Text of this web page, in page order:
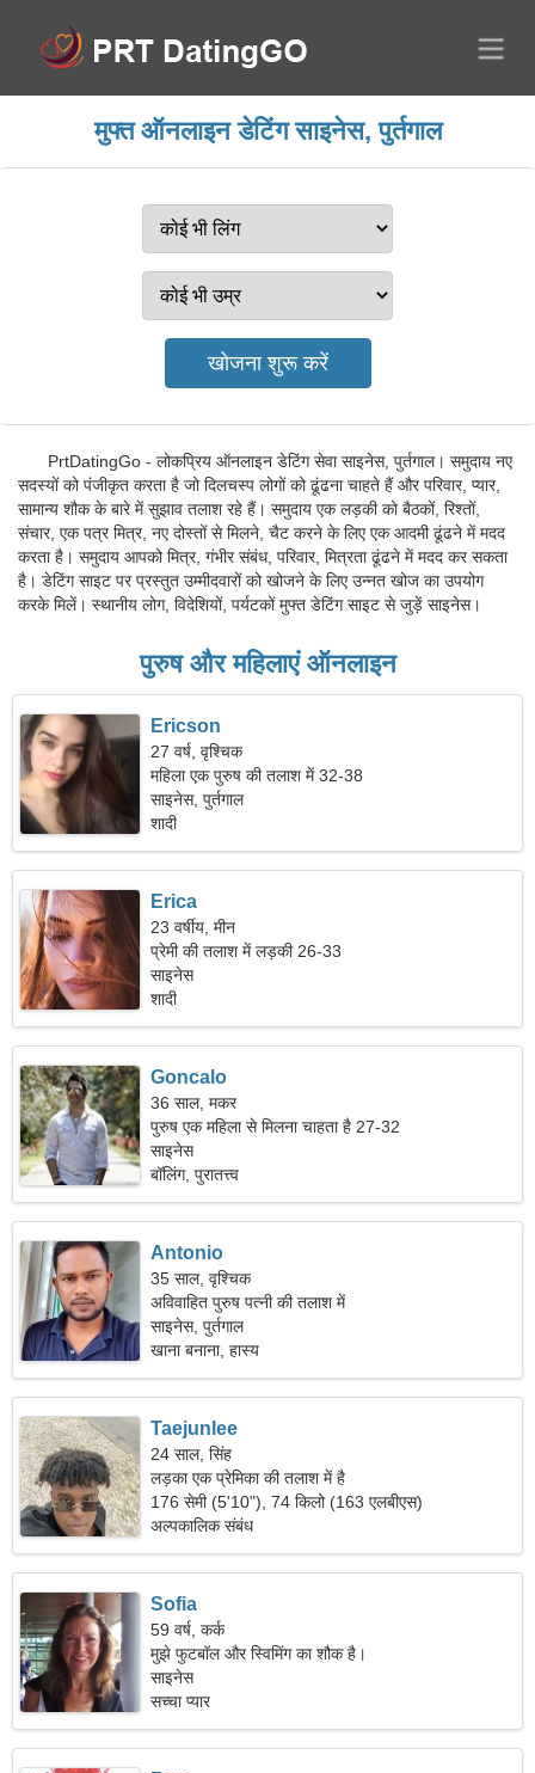
मुफ्त ऑनलाइन डेटिंग साइनेस, पुर्तगाल
PrtDatingGo - लोकप्रिय ऑनलाइन डेटिंग सेवा साइनेस, पुर्तगाल। समुदाय नए
सदस्यों को पंजीकृत करता है जो दिलचस्प लोगों को ढूंढना चाहते हैं और परिवार, प्यार,
सामान्य शौक के बारे में सुझाव तलाश रहे हैं। समुदाय एक लड़की को बैठकों, रिश्तों,
संचार, एक पत्र मित्र, नए दोस्तों से मिलने, चैट करने के लिए एक आदमी ढूंढने में मदद
करता है। समुदाय आपको मित्र, गंभीर संबंध, परिवार, मित्रता ढूंढने में मदद कर सकता
है। डेटिंग साइट पर प्रस्तुत उम्मीदवारों को खोजने के लिए उन्नत खोज का उपयोग
करके मिलें। स्थानीय लोग, विदेशियों, पर्यटकों मुफ्त डेटिंग साइट से जुड़ें साइनेस।
पुरुष और महिलाएं ऑनलाइन
Ericson
27 वर्ष, वृश्चिक
महिला एक पुरुष की तलाश में 32-38
साइनेस, पुर्तगाल
शादी
Erica
23 वर्षीय, मीन
प्रेमी की तलाश में लड़की 26-33
साइनेस
शादी
Goncalo
36 साल, मकर
पुरुष एक महिला से मिलना चाहता है 27-32
साइनेस
बॉलिंग, पुरातत्त्व
Antonio
35 साल, वृश्चिक
अविवाहित पुरुष पत्नी की तलाश में
साइनेस, पुर्तगाल
खाना बनाना, हास्य
Taejunlee
24 साल, सिंह
लड़का एक प्रेमिका की तलाश में है
176 सेमी (5'10"), 74 किलो (163 एलबीएस)
अल्पकालिक संबंध
Sofia
59 वर्ष, कर्क
मुझे फुटबॉल और स्विमिंग का शौक है।
साइनेस
सच्चा प्यार